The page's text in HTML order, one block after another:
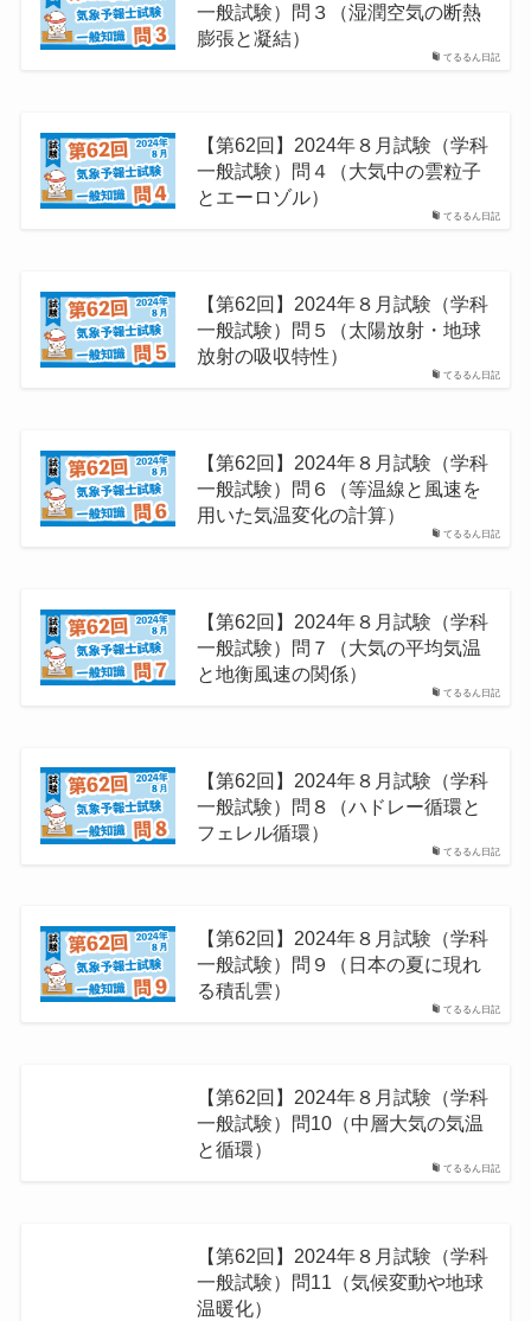
てるるん日記
一般試験）問３（湿潤空気の断熱
膨張と凝結）
てるるん日記
【第62回】2024年８月試験（学科
一般試験）問４（大気中の雲粒子
とエーロゾル）
てるるん日記
【第62回】2024年８月試験（学科
一般試験）問５（太陽放射・地球
放射の吸収特性）
てるるん日記
【第62回】2024年８月試験（学科
一般試験）問６（等温線と風速を
用いた気温変化の計算）
てるるん日記
【第62回】2024年８月試験（学科
一般試験）問７（大気の平均気温
と地衡風速の関係）
てるるん日記
【第62回】2024年８月試験（学科
一般試験）問８（ハドレー循環と
フェレル循環）
てるるん日記
【第62回】2024年８月試験（学科
一般試験）問９（日本の夏に現れ
る積乱雲）
てるるん日記
【第62回】2024年８月試験（学科
一般試験）問10（中層大気の気温
と循環）
【第62回】2024年８月試験（学科
一般試験）問11（気候変動や地球
温暖化）